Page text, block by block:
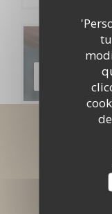
Iscriversi alla